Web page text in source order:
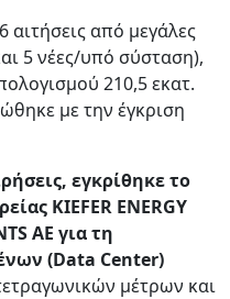
από μεγάλες
5 νέες/υπό σύσταση),
210,5 εκατ.
με την έγκριση
εγκρίθηκε το
KIEFER ENERGY
AE για τη
(Data Center)
μέτρων και